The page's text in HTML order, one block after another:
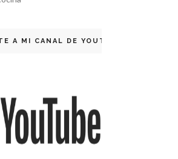
A MI CANAL DE YOUTUBE